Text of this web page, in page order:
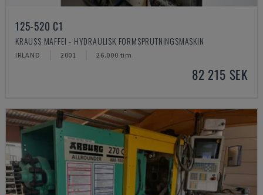
125-520 C1
KRAUSS MAFFEI - HYDRAULISK FORMSPRUTNINGSMASKIN
IRLAND 2001 26.000 tim.
82 215 SEK